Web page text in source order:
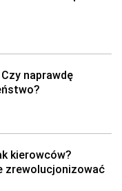
naprawdę
kierowców?
zrewolucjonizować